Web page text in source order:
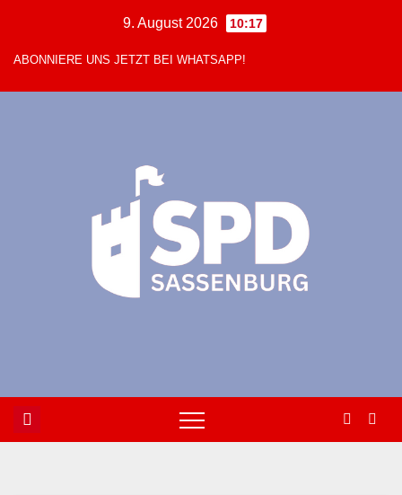
springen
9. August 2026 10:17
ABONNIERE UNS JETZT BEI WHATSAPP!